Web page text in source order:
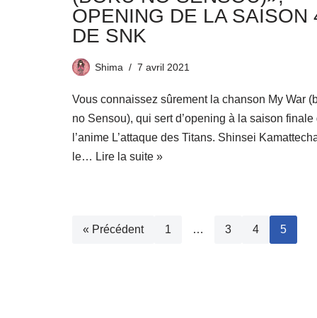
OPENING DE LA SAISON
DE SNK
Shima 7 avril 2021
Vous connaissez sûrement la chanson My War
no Sensou), qui sert d’opening à la saison finale
l’anime L’attaque des Titans. Shinsei
le… Lire la suite »
« Précédent 1 … 3 4 5